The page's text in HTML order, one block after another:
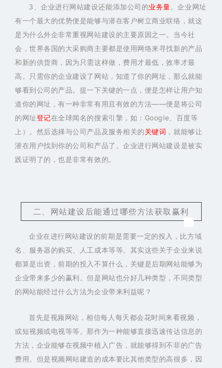
3、企业进行网站建设还能添加公司的业务量。企业网址
有一个最大的优势便是能够与潜在客户树立商业联络，就这
是为什么外企非常重视网站建设的主要原因之一。当今社
会，世界各国的大采购商主要都是使用网络来寻找新的产品
和新的供货商，因为只需这样做，费用才最低，效率才最
高。只需你的企业建设了网站，知道了你的网址，那么就能
够看到公司的产品。提一下关键的一点，便是怎样让用户知
道你的网址，有一种非常有用且有效的方法——便是将公司
的网址登记在全球闻名的搜索引擎，如：Google、百度等
上）。然后选择与公司产品及服务相关的关键词 ，就能够让
潜在用户找到你的公司和产品了。企业进行网站建设是被实
践证明了的，也是非常有效的。
二、网站建设后能通过哪些方法获取赢利
企业在进行网站建设的前期是需要一定的投入，比方域
名、服务器的购买、人工成本等等。其实这些关于企业来说
都算是出资，前期的投入不算什么，关键是后期网站能够为
企业带来多少的赢利。但是网站也分好几种类型，不同类型
的网站能经过什么方法为企业带来利益呢？
首先是视频网站，相信每人每天都会花时间来看视频，
或短视频或电视等等。那作为一种能够直接迅速传达信息的
方法，企业能够在视频中植入广告，就能够得到不菲的广告
费用。但是视频网站建造的成本要比其他类型的高很多，因